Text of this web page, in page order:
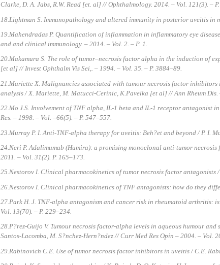
Clarke, D. A. Jabs, R.W. Read [et. al] // Ophthalmology. 2014. – Vol. 121(3). –
18.Lightman S. Immunopathology and altered immunity in posterior uveitis in
19.Mahendradas P. Quantification of inflammation in inflammatory eye
and and clinical immunology. – 2014. – Vol. 2. – Р. 1.
20.Makamura S. The role of tumor–necrosis factor alpha in the induction of
[et al] // Invest Ophthalm Vis Sei,. – 1994. – Vol. 35. – P. 3884–89.
21.Mariette X. Malignancies associated with tumour necrosis factor
analysis / X. Mariette, M. Matucci-Cerinic, K.Pavelka [et al] // Ann Rheum Dis.
22.Mo J.S. Involvement of TNF alpha, IL-1 beta and IL-1 receptor antagonist
Res. – 1998. – Vol. –66(5). – P. 547–557.
23.Murray P. I. Anti-TNF-alpha therapy for uveitis: Beh?et and beyond / P. I.
24.Neri P. Adalimumab (Humira): a promising monoclonal anti-tumor
2011. – Vol. 31(2). P. 165–173.
25.Nestorov I. Clinical pharmacokinetics of tumor necrosis factor antagonists
26.Nestorov I. Clinical pharmacokinetics of TNF antagonists: how do they
27.Park H. J. TNF-alpha antagonism and cancer risk in rheumatoid arthritis:
Vol. 13(70). – P. 229–234.
28.P?rez-Guijo V. Tumour necrosis factor-alpha levels in aqueous humour
Santos-Lacomba, M. S?nchez-Hern?ndez // Curr Med Res Opin – 2004. – Vol.
29.Rabinovich C.E. Use of tumor necrosis factor inhibitors in uveitis / C.E.